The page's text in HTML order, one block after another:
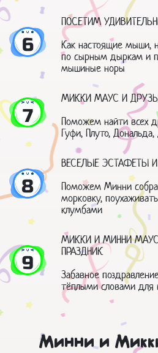
6
ПОСЕТИМ
Как настоящие мыши,
по сырным дыркам и
мышиные норы
7
МИККИ МАУС И
Поможем найти всех
Гуфи, Плуто,
8
ВЕСЕЛЫЕ ЭСТАФЕТЫ
Поможем Минни
морковку,
клумбами
9
МИККИ И МИННИ
ПРАЗДНИК
Забавное
тёплыми словами для
Минни и